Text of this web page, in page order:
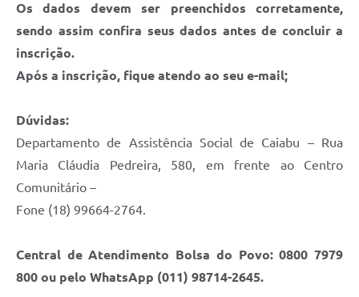
Os dados devem ser preenchidos corretamente,
sendo assim confira seus dados antes de concluir a
inscrição.
Após a inscrição, fique atendo ao seu e-mail;
Dúvidas:
Departamento de Assistência Social de Caiabu – Rua
Maria Cláudia Pedreira, 580, em frente ao Centro
Comunitário –
Fone (18) 99664-2764.
Central de Atendimento Bolsa do Povo: 0800 7979
800 ou pelo WhatsApp (011) 98714-2645.